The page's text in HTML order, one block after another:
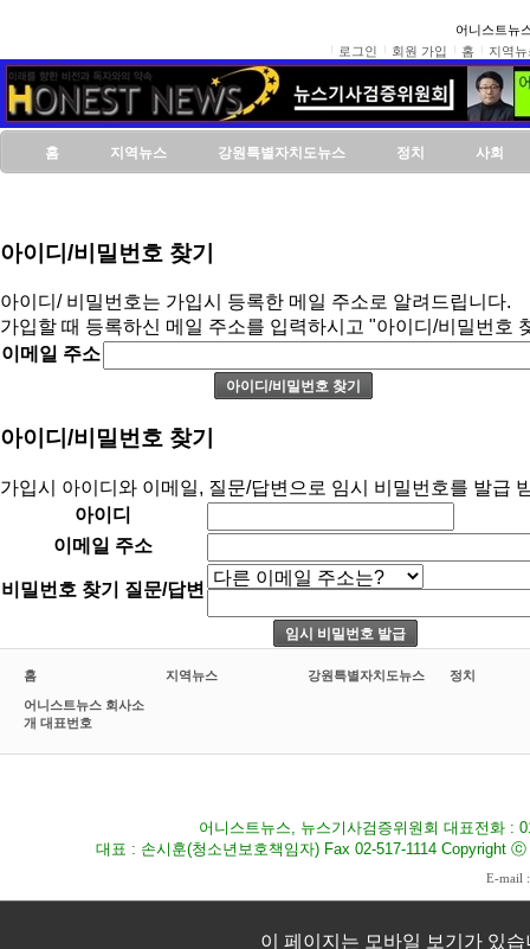
어니스트뉴
로그인
회원 가입 홈 지역뉴
홈 지역뉴스 강원특별자치도뉴스 정치 사회
아이디/비밀번호 찾기
아이디/ 비밀번호는 가입시 등록한 메일 주소로 알려드립니다.
가입할 때 등록하신 메일 주소를 입력하시고 "아이디/비밀번호
이메일 주소
아이디/비밀번호 찾기
가입시 아이디와 이메일, 질문/답변으로 임시 비밀번호를 발급
아이디
이메일 주소
비밀번호 찾기 질문/답변
홈 지역뉴스 강원특별자치도뉴스 정치
어니스트뉴스 회사소
개 대표번호
어니스트뉴스, 뉴스기사검증위원회 대표전화 :
대표 : 손시훈(청소년보호책임자) Fax 02-517-1114 Copyright
E-mail
이 페이지는 모바일 보기가 있